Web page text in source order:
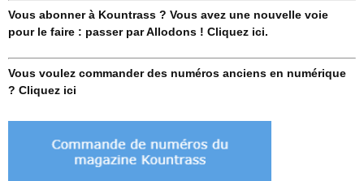
Vous abonner à Kountrass ? Vous avez une nouvelle voie
pour le faire : passer par Allodons ! Cliquez ici.
Vous voulez commander des numéros anciens en numérique
? Cliquez ici